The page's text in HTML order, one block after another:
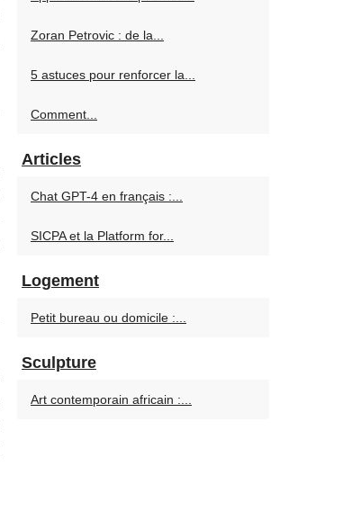
Zoran Petrovic : de la...
5 astuces pour renforcer la...
Comment...
Articles
Chat GPT-4 en français :...
SICPA et la Platform for...
Logement
Petit bureau ou domicile :...
Sculpture
Art contemporain africain :...